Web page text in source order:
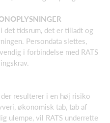
det tidsrum, det er tilladt og
Persondata slettes,
i forbindelse med RATS
resulterer i en høj risiko
økonomisk tab, tab af
ulempe, vil RATS underrette